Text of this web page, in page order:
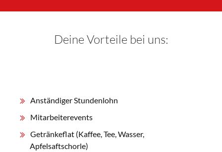
Deine Vorteile bei uns:
Anständiger Stundenlohn
Mitarbeiterevents
Getränkeflat (Kaffee, Tee, Wasser,
Apfelsaftschorle)